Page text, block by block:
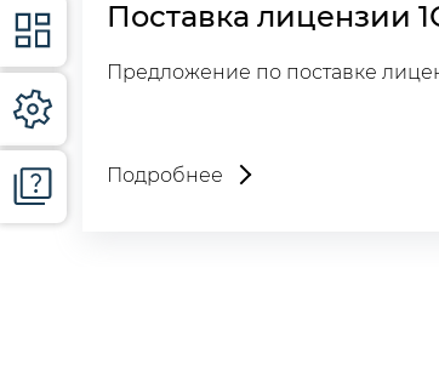
Поставка лицензии
Предложение по поставке
Подробнее